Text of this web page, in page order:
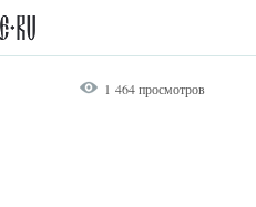
1 464 просмотров